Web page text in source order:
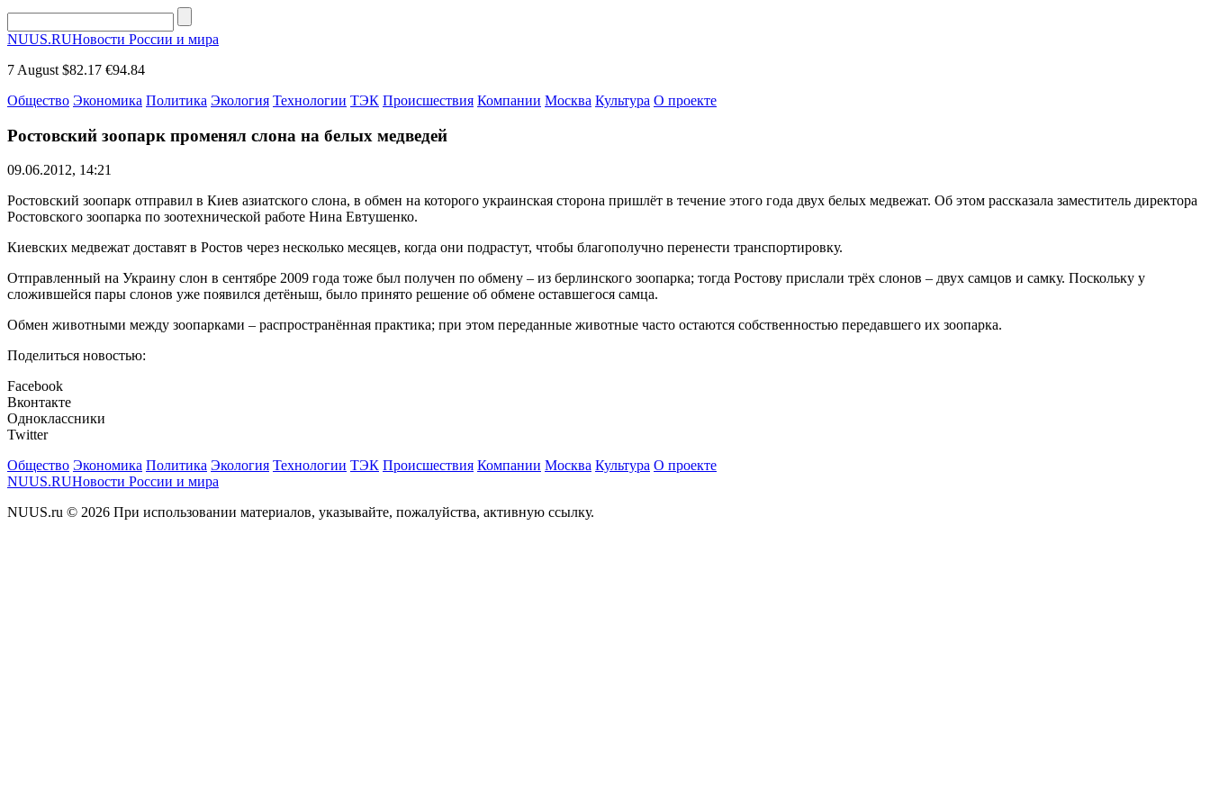
NUUS.RUНовости России и мира
7 August $82.17 €94.84
Общество Экономика Политика Экология Технологии ТЭК Происшествия Компании Москва Культура О проекте
Ростовский зоопарк променял слона на белых медведей
09.06.2012, 14:21
Ростовский зоопарк отправил в Киев азиатского слона, в обмен на которого украинская сторона пришлёт в течение этого года двух белых медвежат. Об этом рассказала заместитель директора
Ростовского зоопарка по зоотехнической работе Нина Евтушенко.
Киевских медвежат доставят в Ростов через несколько месяцев, когда они подрастут, чтобы благополучно перенести транспортировку.
Отправленный на Украину слон в сентябре 2009 года тоже был получен по обмену – из берлинского зоопарка; тогда Ростову прислали трёх слонов – двух самцов и самку. Поскольку у
сложившейся пары слонов уже появился детёныш, было принято решение об обмене оставшегося самца.
Обмен животными между зоопарками – распространённая практика; при этом переданные животные часто остаются собственностью передавшего их зоопарка.
Поделиться новостью:
Facebook
Вконтакте
Одноклассники
Twitter
Общество Экономика Политика Экология Технологии ТЭК Происшествия Компании Москва Культура О проекте
NUUS.RUНовости России и мира
NUUS.ru © 2026 При использовании материалов, указывайте, пожалуйства, активную ссылку.